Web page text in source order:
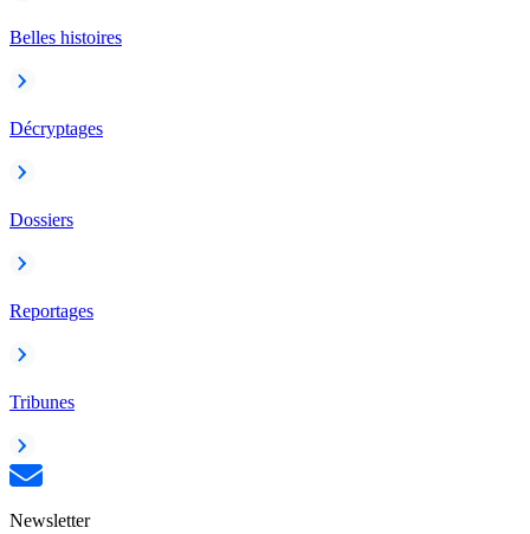
Belles histoires
Décryptages
Dossiers
Reportages
Tribunes
Newsletter